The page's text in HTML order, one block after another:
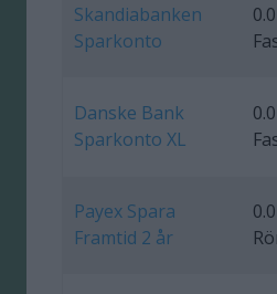
Skandiabanken
Sparkonto
Danske Bank
Sparkonto XL
Payex Spara
Framtid 2 år